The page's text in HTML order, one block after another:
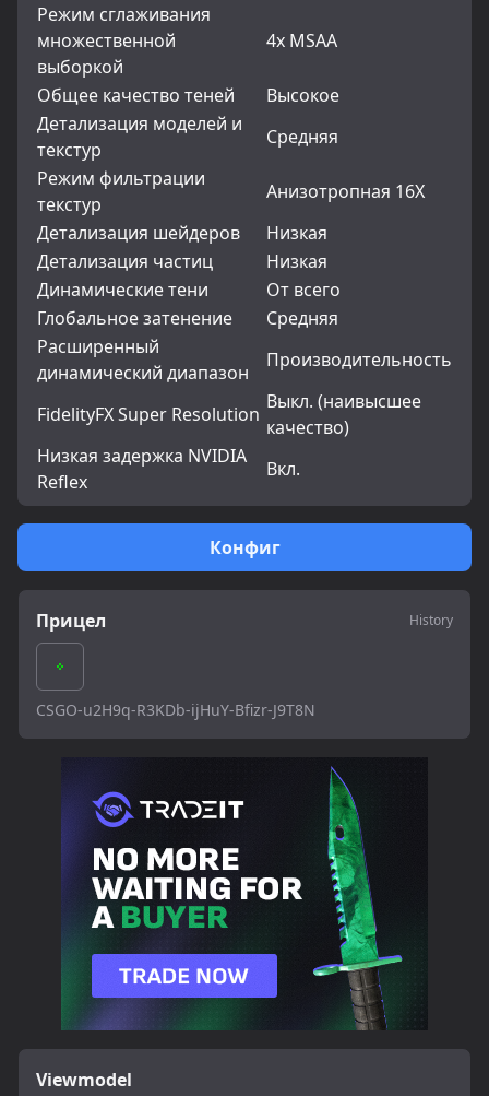
Конфиг
Прицел History
CSGO-u2H9q-R3KDb-ijHuY-Bfizr-J9T8N
Viewmodel
Режим сглаживания
множественной
выборкой
4x MSAA
Общее качество теней
Высокое
Детализация моделей и
текстур
Средняя
Режим фильтрации
текстур
Анизотропная 16Х
Детализация шейдеров
Низкая
Детализация частиц
Низкая
Динамические тени
От всего
Глобальное затенение
Средняя
Расширенный
динамический диапазон
Производительность
FidelityFX Super Resolution
Выкл. (наивысшее
качество)
Низкая задержка NVIDIA
Reflex
Вкл.